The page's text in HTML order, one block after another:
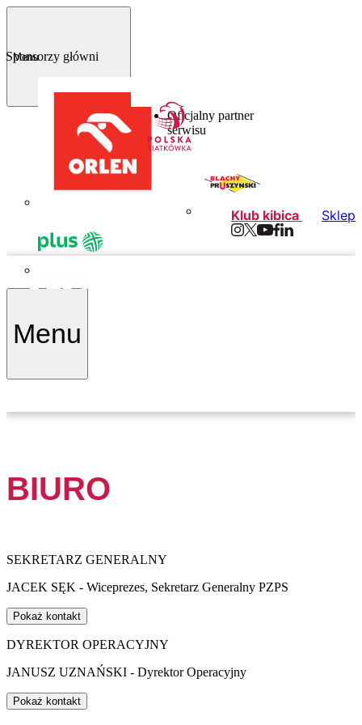
Menu
Sponsorzy główni
Oficjalny partner
serwisu
Klub kibica Sklep
PZPS
Menu
BIURO
SEKRETARZ GENERALNY
JACEK SĘK - Wiceprezes, Sekretarz Generalny PZPS
Pokaż kontakt
DYREKTOR OPERACYJNY
JANUSZ UZNAŃSKI - Dyrektor Operacyjny
Pokaż kontakt